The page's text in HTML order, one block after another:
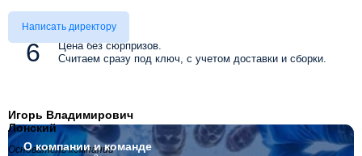
Цена без сюрпризов.
Считаем сразу под ключ, с учетом доставки и сборки.
Написать директору
Игорь Владимирович
Лонский
Основатель компании
О компаниии команде